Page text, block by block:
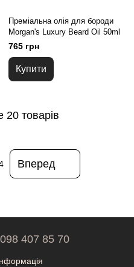
Преміальна олія для бороди
Morgan's Luxury Beard Oil 50ml
765 грн
Купити
20 товарів
Вперед
098 407 85 70